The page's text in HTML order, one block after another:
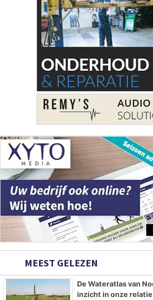
MEEST GELEZEN
De Wateratlas van
inzicht in onze